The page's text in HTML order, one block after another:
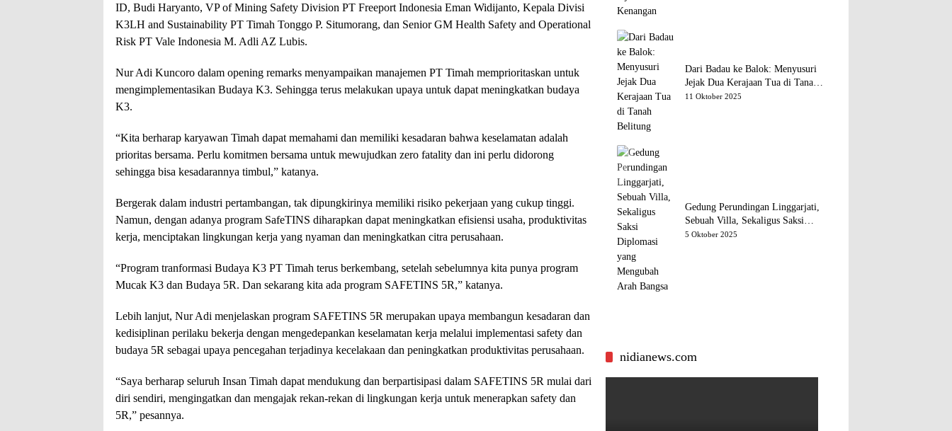
ID, Budi Haryanto, VP of Mining Safety Division PT Freeport Indonesia Eman Widijanto, Kepala Divisi
K3LH and Sustainability PT Timah Tonggo P. Situmorang, dan Senior GM Health Safety and Operational
Risk PT Vale Indonesia M. Adli AZ Lubis.
Nur Adi Kuncoro dalam opening remarks menyampaikan manajemen PT Timah memprioritaskan untuk
mengimplementasikan Budaya K3. Sehingga terus melakukan upaya untuk dapat meningkatkan budaya
K3.
“Kita berharap karyawan Timah dapat memahami dan memiliki kesadaran bahwa keselamatan adalah
prioritas bersama. Perlu komitmen bersama untuk mewujudkan zero fatality dan ini perlu didorong
sehingga bisa kesadarannya timbul,” katanya.
Bergerak dalam industri pertambangan, tak dipungkirinya memiliki risiko pekerjaan yang cukup tinggi.
Namun, dengan adanya program SafeTINS diharapkan dapat meningkatkan efisiensi usaha, produktivitas
kerja, menciptakan lingkungan kerja yang nyaman dan meningkatkan citra perusahaan.
“Program tranformasi Budaya K3 PT Timah terus berkembang, setelah sebelumnya kita punya program
Mucak K3 dan Budaya 5R. Dan sekarang kita ada program SAFETINS 5R,” katanya.
Lebih lanjut, Nur Adi menjelaskan program SAFETINS 5R merupakan upaya membangun kesadaran dan
kedisiplinan perilaku bekerja dengan mengedepankan keselamatan kerja melalui implementasi safety dan
budaya 5R sebagai upaya pencegahan terjadinya kecelakaan dan peningkatkan produktivitas perusahaan.
“Saya berharap seluruh Insan Timah dapat mendukung dan berpartisipasi dalam SAFETINS 5R mulai dari
diri sendiri, mengingatkan dan mengajak rekan-rekan di lingkungan kerja untuk menerapkan safety dan
5R,” pesannya.
Dari Badau ke Balok: Menyusuri
Jejak Dua Kerajaan Tua di Tanah
Belitung
11 Oktober 2025
Gedung Perundingan Linggarjati,
Sebuah Villa, Sekaligus Saksi
Diplomasi yang Mengubah Arah
5 Oktober 2025
nidianews.com